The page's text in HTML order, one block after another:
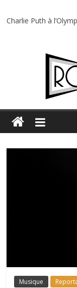
Charlie Puth à
Festival Triptyque :
Hellfest 2026
Hellfest 2026 jeudi :
Première édition du
Musique